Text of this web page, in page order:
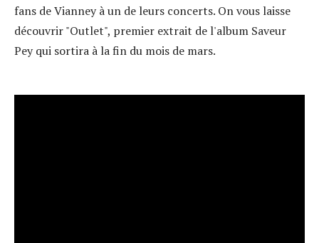
fans de Vianney à un de leurs concerts. On vous laisse
découvrir "Outlet", premier extrait de l'album Saveur
Pey qui sortira à la fin du mois de mars.